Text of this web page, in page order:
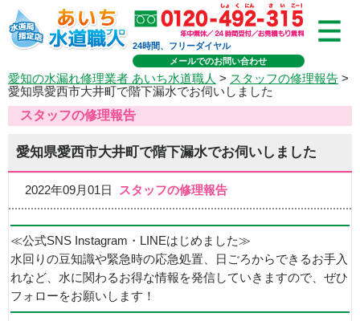
24時間、フリーダイヤル
メールでのお問い合わせ
愛知の水漏れ修理業者 あいち水道職人 > スタッフの修理報告 >
愛知県愛西市大井町で階下漏水でお伺いしました
スタッフの修理報告
愛知県愛西市大井町で階下漏水でお伺いしました
2022年09月01日 スタッフの修理報告
≪公式SNS Instagram・LINEはじめました≫
水回りの豆知識や緊急時の応急処置、日ごろからできるお手入
れなど、水に関わるお得な情報を発信していきますので、ぜひ
フォローをお願いします！